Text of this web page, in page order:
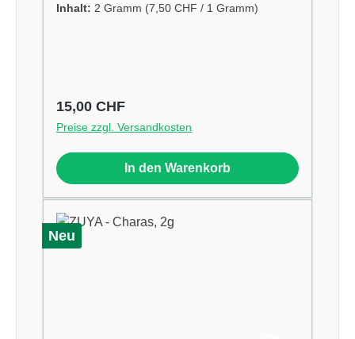
Inhalt: 2 Gramm (7,50 CHF / 1 Gramm)
Regulärer Preis:
15,00 CHF
Preise zzgl. Versandkosten
In den Warenkorb
Neu